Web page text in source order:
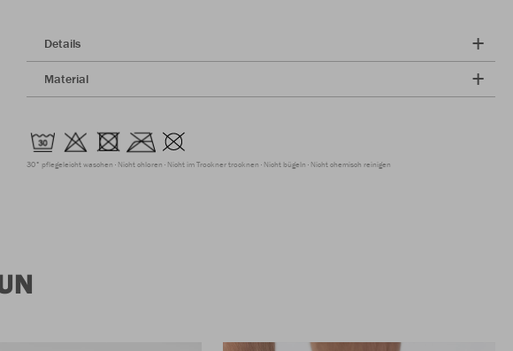
Details
Material
30° pflegeleicht waschen Nicht chloren Nicht im Trockner trocknen Nicht bügeln Nicht chemisch reinigen